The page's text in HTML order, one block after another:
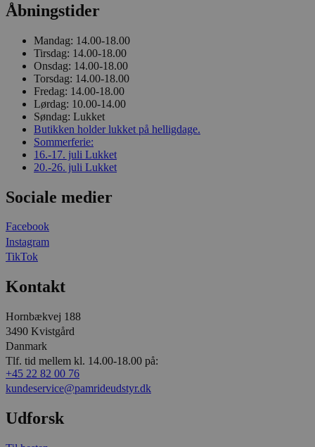
Åbningstider
Mandag: 14.00-18.00
Tirsdag: 14.00-18.00
Onsdag: 14.00-18.00
Torsdag: 14.00-18.00
Fredag: 14.00-18.00
Lørdag: 10.00-14.00
Søndag: Lukket
Butikken holder lukket på helligdage.
Sommerferie:
16.-17. juli Lukket
20.-26. juli Lukket
Sociale medier
Facebook
Instagram
TikTok
Kontakt
Hornbækvej 188
3490 Kvistgård
Danmark
Tlf. tid mellem kl. 14.00-18.00 på:
+45 22 82 00 76
kundeservice@pamrideudstyr.dk
Udforsk